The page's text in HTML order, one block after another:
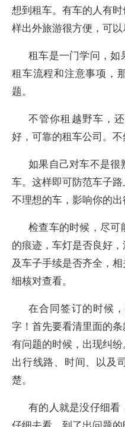
想到租车。有车的人有
样出外旅游很方便，可以
租车是一门学问，如
租车流程和注意事项，
题。
不管你租越野车，
好，可靠的租车公司。不
如果自己对车不是很
车。这样即可防范车子
不理想的车，影响你的出
检查车的时候，尽可
的痕迹，车灯是否良好
及车子手续是否齐全，
细核对查看。
在合同签订的时候
字！首先要看清里面的
有问题的时候，出现纠
出行线路、时间、以及
楚。
有的人就是没仔细看